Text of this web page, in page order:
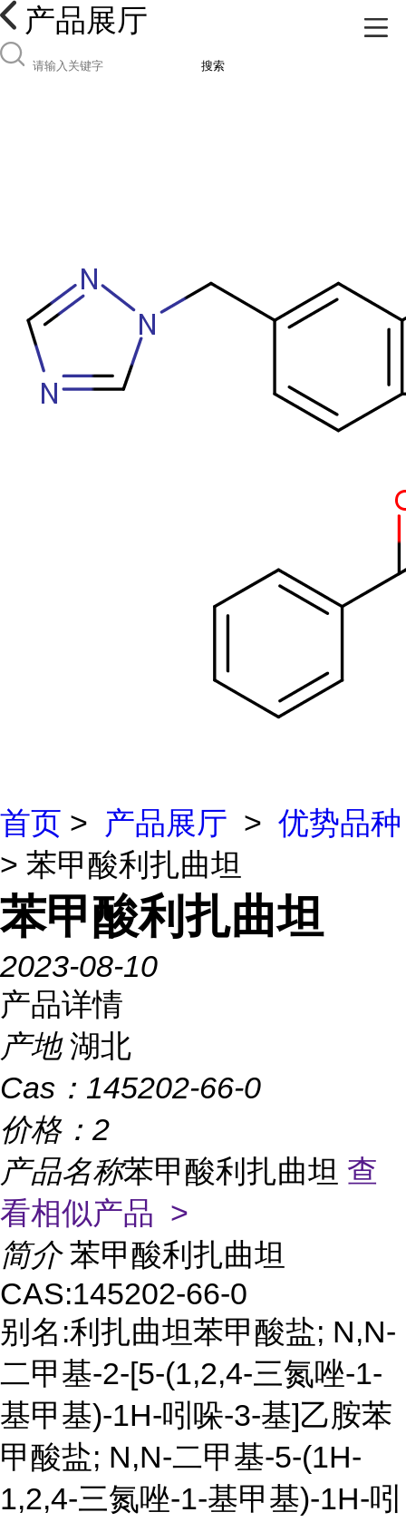
产品展厅
搜索
首页 > 产品展厅 > 优势品种
> 苯甲酸利扎曲坦
苯甲酸利扎曲坦
2023-08-10
产品详情
产地 湖北
Cas： 145202-66-0
价格： 2
产品名称苯甲酸利扎曲坦 查
看相似产品 >
简介 苯甲酸利扎曲坦
CAS:145202-66-0
别名:利扎曲坦苯甲酸盐; N,N-
二甲基-2-[5-(1,2,4-三氮唑-1-
基甲基)-1H-吲哚-3-基]乙胺苯
甲酸盐; N,N-二甲基-5-(1H-
1,2,4-三氮唑-1-基甲基)-1H-吲